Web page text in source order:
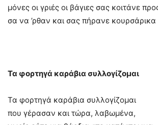
μόνες οι γριές οι βάγιες σας κοιτάνε
σα να ’ρθαν και σας πήρανε
Τα φορτηγά καράβια συλλογίζομαι
Τα φορτηγά καράβια συλλογίζομαι
που γέρασαν και τώρα, λαβωμένα,